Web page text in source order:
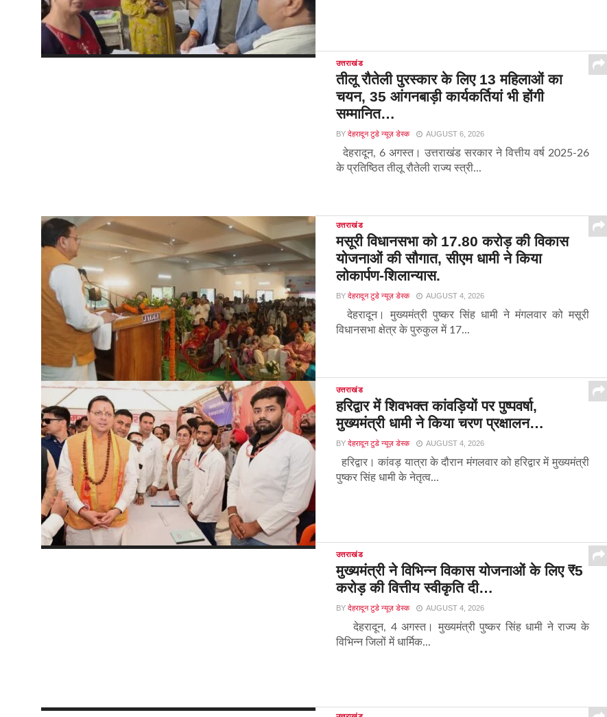
उत्तराखंड
तीलू रौतेली पुरस्कार के लिए 13 महिलाओं का
चयन, 35 आंगनबाड़ी कार्यकर्तियां भी होंगी
सम्मानित…
BY देहरादून टुडे न्यूज़ डेस्क AUGUST 6, 2026
देहरादून, 6 अगस्त। उत्तराखंड सरकार ने वित्तीय वर्ष 2025-26
के प्रतिष्ठित तीलू रौतेली राज्य स्त्री...
उत्तराखंड
मसूरी विधानसभा को 17.80 करोड़ की विकास
योजनाओं की सौगात, सीएम धामी ने किया
लोकार्पण-शिलान्यास.
BY देहरादून टुडे न्यूज़ डेस्क AUGUST 4, 2026
देहरादून। मुख्यमंत्री पुष्कर सिंह धामी ने मंगलवार को मसूरी
विधानसभा क्षेत्र के पुरुकुल में 17...
उत्तराखंड
हरिद्वार में शिवभक्त कांवड़ियों पर पुष्पवर्षा,
मुख्यमंत्री धामी ने किया चरण प्रक्षालन…
BY देहरादून टुडे न्यूज़ डेस्क AUGUST 4, 2026
हरिद्वार। कांवड़ यात्रा के दौरान मंगलवार को हरिद्वार में मुख्यमंत्री
पुष्कर सिंह धामी के नेतृत्व...
उत्तराखंड
मुख्यमंत्री ने विभिन्न विकास योजनाओं के लिए ₹5
करोड़ की वित्तीय स्वीकृति दी…
BY देहरादून टुडे न्यूज़ डेस्क AUGUST 4, 2026
देहरादून, 4 अगस्त। मुख्यमंत्री पुष्कर सिंह धामी ने राज्य के
विभिन्न जिलों में धार्मिक...